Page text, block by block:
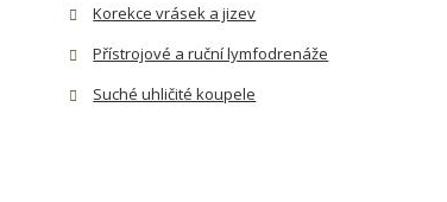
Korekce vrásek a jizev
Přístrojové a ruční lymfodrenáže
Suché uhličité koupele